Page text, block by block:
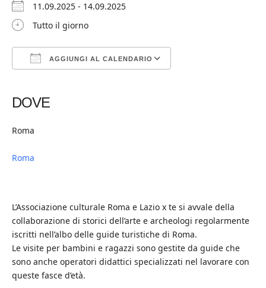
11.09.2025 - 14.09.2025
Tutto il giorno
AGGIUNGI AL CALENDARIO
DOVE
Roma
Roma
L’Associazione culturale Roma e Lazio x te si avvale della
collaborazione di storici dell’arte e archeologi regolarmente
iscritti nell’albo delle guide turistiche di Roma.
Le visite per bambini e ragazzi sono gestite da guide che
sono anche operatori didattici specializzati nel lavorare con
queste fasce d’età.